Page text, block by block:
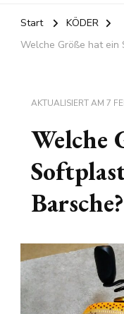
Start
KÖDER
Welche Größe hat ein
AKTUALISIERT AM 7
Welche
Barsche?